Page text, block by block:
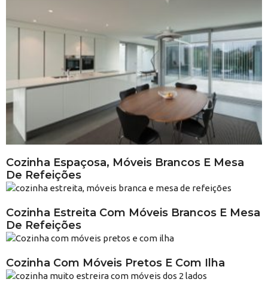
Cozinha Espaçosa, Móveis Brancos E Mesa
De Refeições
Cozinha Estreita Com Móveis Brancos E Mesa
De Refeições
Cozinha Com Móveis Pretos E Com Ilha